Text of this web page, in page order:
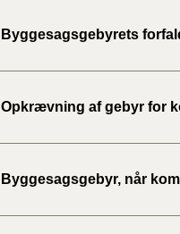
Byggesagsgebyrets
Opkrævning af gebyr for
Byggesagsgebyr, når